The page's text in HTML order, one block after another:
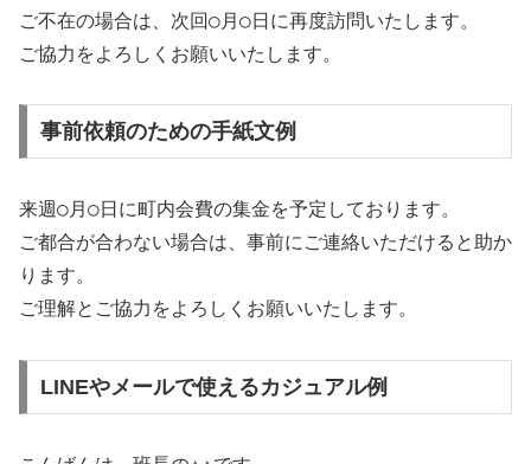
ご不在の場合は、次回○月○日に再度訪問いたします。
ご協力をよろしくお願いいたします。
事前依頼のための手紙文例
来週○月○日に町内会費の集金を予定しております。
ご都合が合わない場合は、事前にご連絡いただけると助か
ります。
ご理解とご協力をよろしくお願いいたします。
LINEやメールで使えるカジュアル例